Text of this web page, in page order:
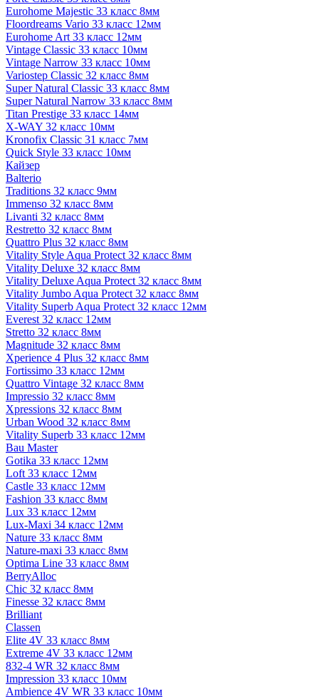
Eurohome Majestic 33 класс 8мм
Floordreams Vario 33 класс 12мм
Eurohome Art 33 класс 12мм
Vintage Classic 33 класс 10мм
Vintage Narrow 33 класс 10мм
Variostep Classic 32 класс 8мм
Super Natural Classic 33 класс 8мм
Super Natural Narrow 33 класс 8мм
Titan Prestige 33 класс 14мм
X-WAY 32 класс 10мм
Kronofix Classic 31 класс 7мм
Quick Style 33 класс 10мм
Кайзер
Balterio
Traditions 32 класс 9мм
Immenso 32 класс 8мм
Livanti 32 класс 8мм
Restretto 32 класс 8мм
Quattro Plus 32 класс 8мм
Vitality Style Aqua Protect 32 класс 8мм
Vitality Deluxe 32 класс 8мм
Vitality Deluxe Aqua Protect 32 класс 8мм
Vitality Jumbo Aqua Protect 32 класс 8мм
Vitality Superb Aqua Protect 32 класс 12мм
Everest 32 класс 12мм
Stretto 32 класс 8мм
Magnitude 32 класс 8мм
Xperience 4 Plus 32 класс 8мм
Fortissimo 33 класс 12мм
Quattro Vintage 32 класс 8мм
Impressio 32 класс 8мм
Xpressions 32 класс 8мм
Urban Wood 32 класс 8мм
Vitality Superb 33 класс 12мм
Bau Master
Gotika 33 класс 12мм
Loft 33 класс 12мм
Castle 33 класс 12мм
Fashion 33 класс 8мм
Lux 33 класс 12мм
Lux-Maxi 34 класс 12мм
Nature 33 класс 8мм
Nature-maxi 33 класс 8мм
Optima Line 33 класс 8мм
BerryAlloc
Chic 32 класс 8мм
Finesse 32 класс 8мм
Brilliant
Classen
Elite 4V 33 класс 8мм
Extreme 4V 33 класс 12мм
832-4 WR 32 класс 8мм
Impression 33 класс 10мм
Ambience 4V WR 33 класс 10мм